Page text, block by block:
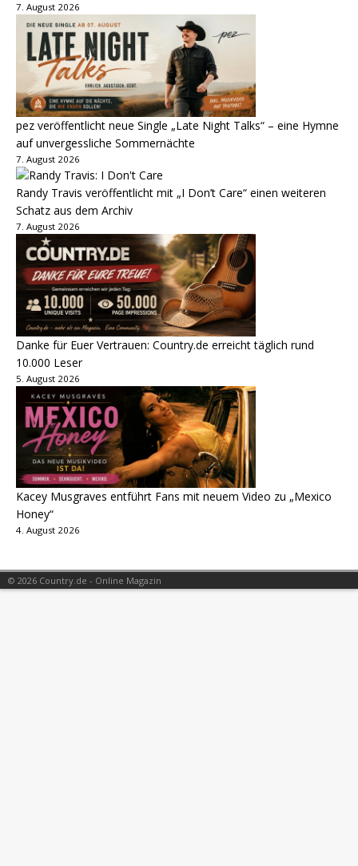
7. August 2026
pez veröffentlicht neue Single „Late Night Talks“ – eine Hymne
auf unvergessliche Sommernächte
7. August 2026
Randy Travis veröffentlicht mit „I Don’t Care“ einen weiteren
Schatz aus dem Archiv
7. August 2026
Danke für Euer Vertrauen: Country.de erreicht täglich rund
10.000 Leser
5. August 2026
Kacey Musgraves entführt Fans mit neuem Video zu „Mexico
Honey“
4. August 2026
© 2026 Country.de - Online Magazin